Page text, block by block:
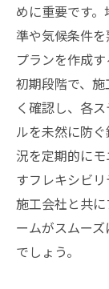
めに重要です
準や気候条件
プランを作成
初期段階で、
く確認し、各
ルを未然に防
況を定期的に
すフレキシビ
施工会社と共
ームがスムー
でしょう。